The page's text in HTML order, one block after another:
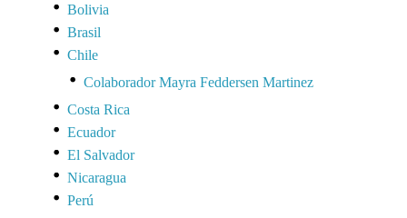
Bolivia
Brasil
Chile
Colaborador Mayra Feddersen Martinez
Costa Rica
Ecuador
El Salvador
Nicaragua
Perú